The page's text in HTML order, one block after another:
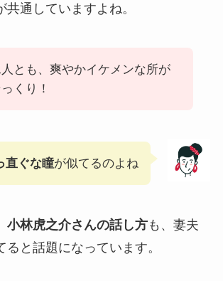
共通していますよね。
とも、爽やかイケメンな所が
くり！
直ぐな瞳が似てるのよね
小林虎之介さんの話し方も、妻夫
ると話題になっています。